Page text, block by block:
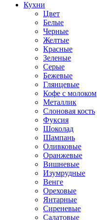
Кухни
Цвет
Белые
Черные
Желтые
Красные
Зеленые
Серые
Бежевые
Глянцевые
Кофе с молоком
Металлик
Слоновая кость
Фуксия
Шоколад
Шампань
Оливковые
Оранжевые
Вишневые
Изумрудные
Венге
Ореховые
Янтарные
Сиреневые
Салатовые